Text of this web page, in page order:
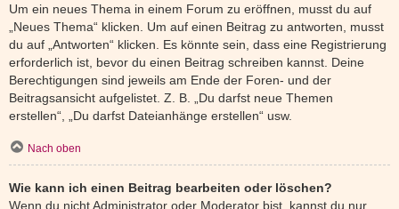
Um ein neues Thema in einem Forum zu eröffnen, musst du auf
„Neues Thema“ klicken. Um auf einen Beitrag zu antworten, musst
du auf „Antworten“ klicken. Es könnte sein, dass eine Registrierung
erforderlich ist, bevor du einen Beitrag schreiben kannst. Deine
Berechtigungen sind jeweils am Ende der Foren- und der
Beitragsansicht aufgelistet. Z. B. „Du darfst neue Themen
erstellen“, „Du darfst Dateianhänge erstellen“ usw.
Nach oben
Wie kann ich einen Beitrag bearbeiten oder löschen?
Wenn du nicht Administrator oder Moderator bist, kannst du nur